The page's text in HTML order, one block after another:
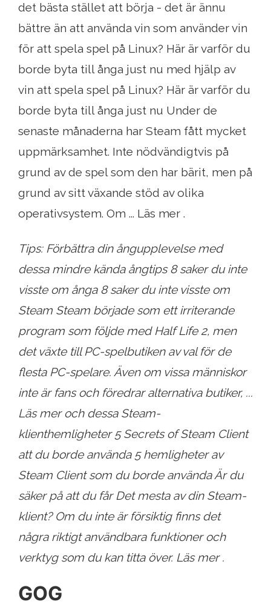
det bästa stället att börja - det är ännu
bättre än att använda vin som använder vin
för att spela spel på Linux? Här är varför du
borde byta till ånga just nu med hjälp av
vin att spela spel på Linux? Här är varför du
borde byta till ånga just nu Under de
senaste månaderna har Steam fått mycket
uppmärksamhet. Inte nödvändigtvis på
grund av de spel som den har bärit, men på
grund av sitt växande stöd av olika
operativsystem. Om ... Läs mer .
Tips: Förbättra din ångupplevelse med
dessa mindre kända ångtips 8 saker du inte
visste om ånga 8 saker du inte visste om
Steam Steam började som ett irriterande
program som följde med Half Life 2, men
det växte till PC-spelbutiken av val för de
flesta PC-spelare. Även om vissa människor
inte är fans och föredrar alternativa butiker, ...
Läs mer och dessa Steam-
klienthemligheter 5 Secrets of Steam Client
att du borde använda 5 hemligheter av
Steam Client som du borde använda Är du
säker på att du får Det mesta av din Steam-
klient? Om du inte är försiktig finns det
några riktigt användbara funktioner och
verktyg som du kan titta över. Läs mer .
GOG